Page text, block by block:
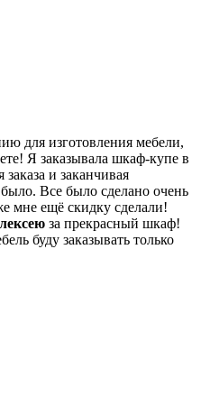
для изготовления мебели,
Я заказывала шкаф-купе в
и заканчивая
Все было сделано очень
мне ещё скидку сделали!
за прекрасный шкаф!
буду заказывать только